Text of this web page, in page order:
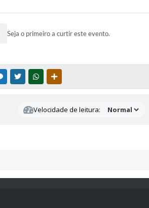
Seja o primeiro a curtir este evento.
MESSENGER
TWITTERWHATSAPP
Velocidade de leitura: